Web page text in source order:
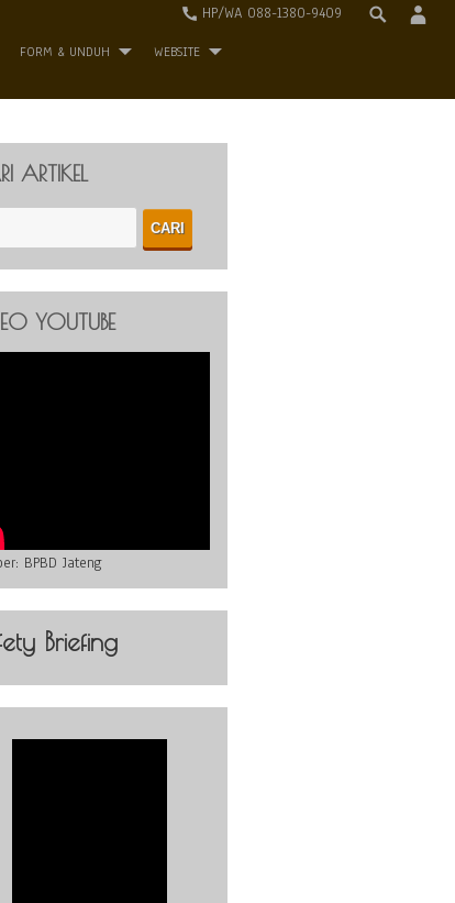
HP/WA 088-1380-9409
FORM & UNDUH WEBSITE
ARTIKEL
YOUTUBE
BPBD Jateng
Briefing